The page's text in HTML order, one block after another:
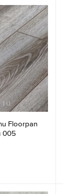
Floorpan
005